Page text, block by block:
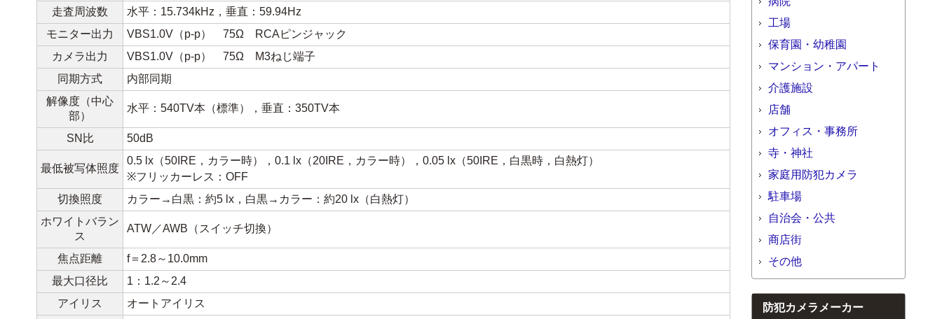
走査周波数
水平：15.734kHz，垂直：59.94Hz
モニター出力
VBS1.0V（p-p） 75Ω RCAピンジャック
カメラ出力
VBS1.0V（p-p） 75Ω M3ねじ端子
同期方式
内部同期
解像度（中心
部）
水平：540TV本（標準），垂直：350TV本
SN比 50dB
最低被写体照度
0.5 lx（50IRE，カラー時），0.1 lx（20IRE，カラー時），0.05 lx（50IRE，白黒時，白熱灯）
※フリッカーレス：OFF
切換照度
カラー→白黒：約5 lx，白黒→カラー：約20 lx（白熱灯）
ホワイトバラン
ス
ATW／AWB（スイッチ切換）
焦点距離
f＝2.8～10.0mm
最大口径比
1：1.2～2.4
アイリス
オートアイリス
工場
保育園・幼稚園
マンション・アパート
介護施設
店舗
オフィス・事務所
寺・神社
家庭用防犯カメラ
駐車場
自治会・公共
商店街
その他
防犯カメラメーカー